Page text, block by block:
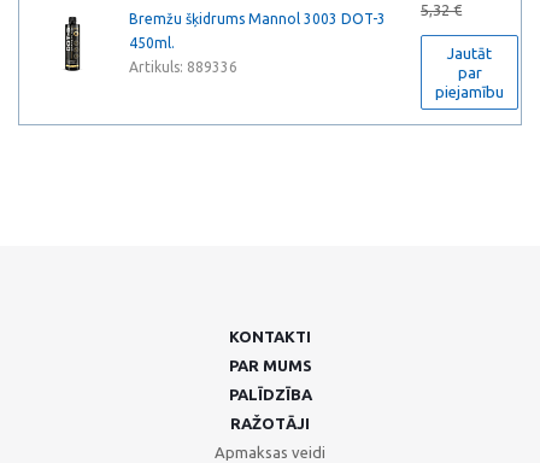
Bremžu šķidrums Mannol 3003 DOT-3
450ml.
Artikuls: 889336
5,32 €
Jautāt
par
piejamību
KONTAKTI
PAR MUMS
PALĪDZĪBA
RAŽOTĀJI
Apmaksas veidi